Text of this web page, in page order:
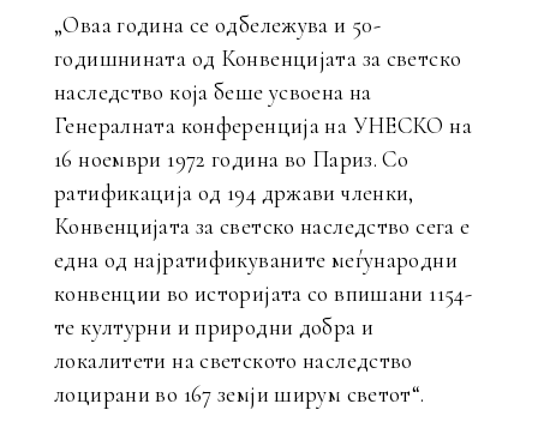
„Оваа година се одбележува и 50-
годишнината од Конвенцијата за светско
наследство која беше усвоена на
Генералната конференција на УНЕСКО на
16 ноември 1972 година во Париз. Со
ратификација од 194 држави членки,
Конвенцијата за светско наследство сега е
една од најратификуваните меѓународни
конвенции во историјата со впишани 1154-
те културни и природни добра и
локалитети на светското наследство
лоцирани во 167 земји ширум светот“.